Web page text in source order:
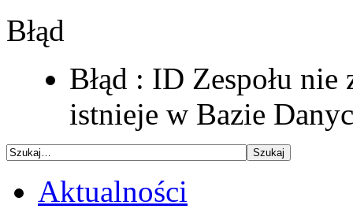
Błąd
Błąd : ID Zespołu
istnieje w Bazie
Aktualności